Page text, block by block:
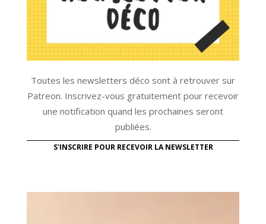
Toutes les newsletters déco sont à retrouver sur
Patreon. Inscrivez-vous gratuitement pour recevoir
une notification quand les prochaines seront
publiées.
S'INSCRIRE POUR RECEVOIR LA NEWSLETTER